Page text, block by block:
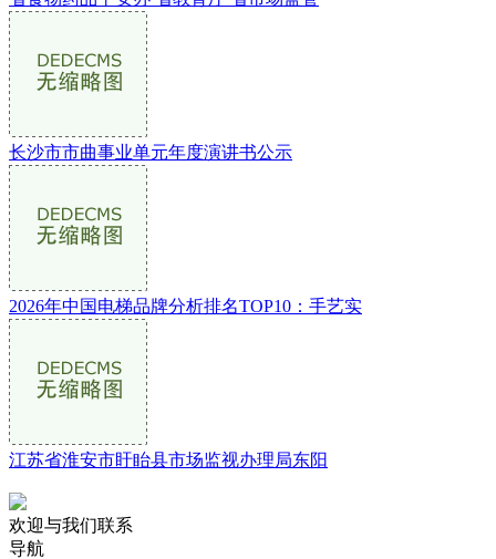
长沙市市曲事业单元年度演讲书公示
2026年中国电梯品牌分析排名TOP10：手艺实
江苏省淮安市盱眙县市场监视办理局东阳
欢迎与我们联系
导航